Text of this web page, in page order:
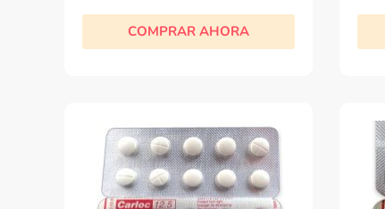
COMPRAR AHORA